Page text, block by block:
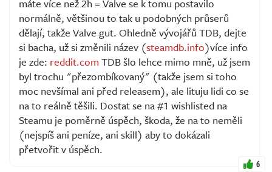
máte více než 2h = Valve se k tomu postavilo
normálně, většinou to tak u podobných průserů
dělají, takže Valve gut. Ohledně vývojářů TDB, dejte
si bacha, už si změnili název (steamdb.info)více info
je zde: reddit.com TDB šlo lehce mimo mně, už jsem
byl trochu "přezombíkovaný" (takže jsem si toho
moc nevšímal ani před releasem), ale lituju lidi co se
na to reálně těšili. Dostat se na #1 wishlisted na
Steamu je poměrně úspěch, škoda, že na to neměli
(nejspíš ani peníze, ani skill) aby to dokázali
přetvořit v úspěch.
6